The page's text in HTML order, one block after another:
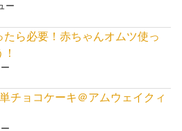
ー
たら必要！赤ちゃんオムツ使っ
チョコケーキ＠アムウェイクィ